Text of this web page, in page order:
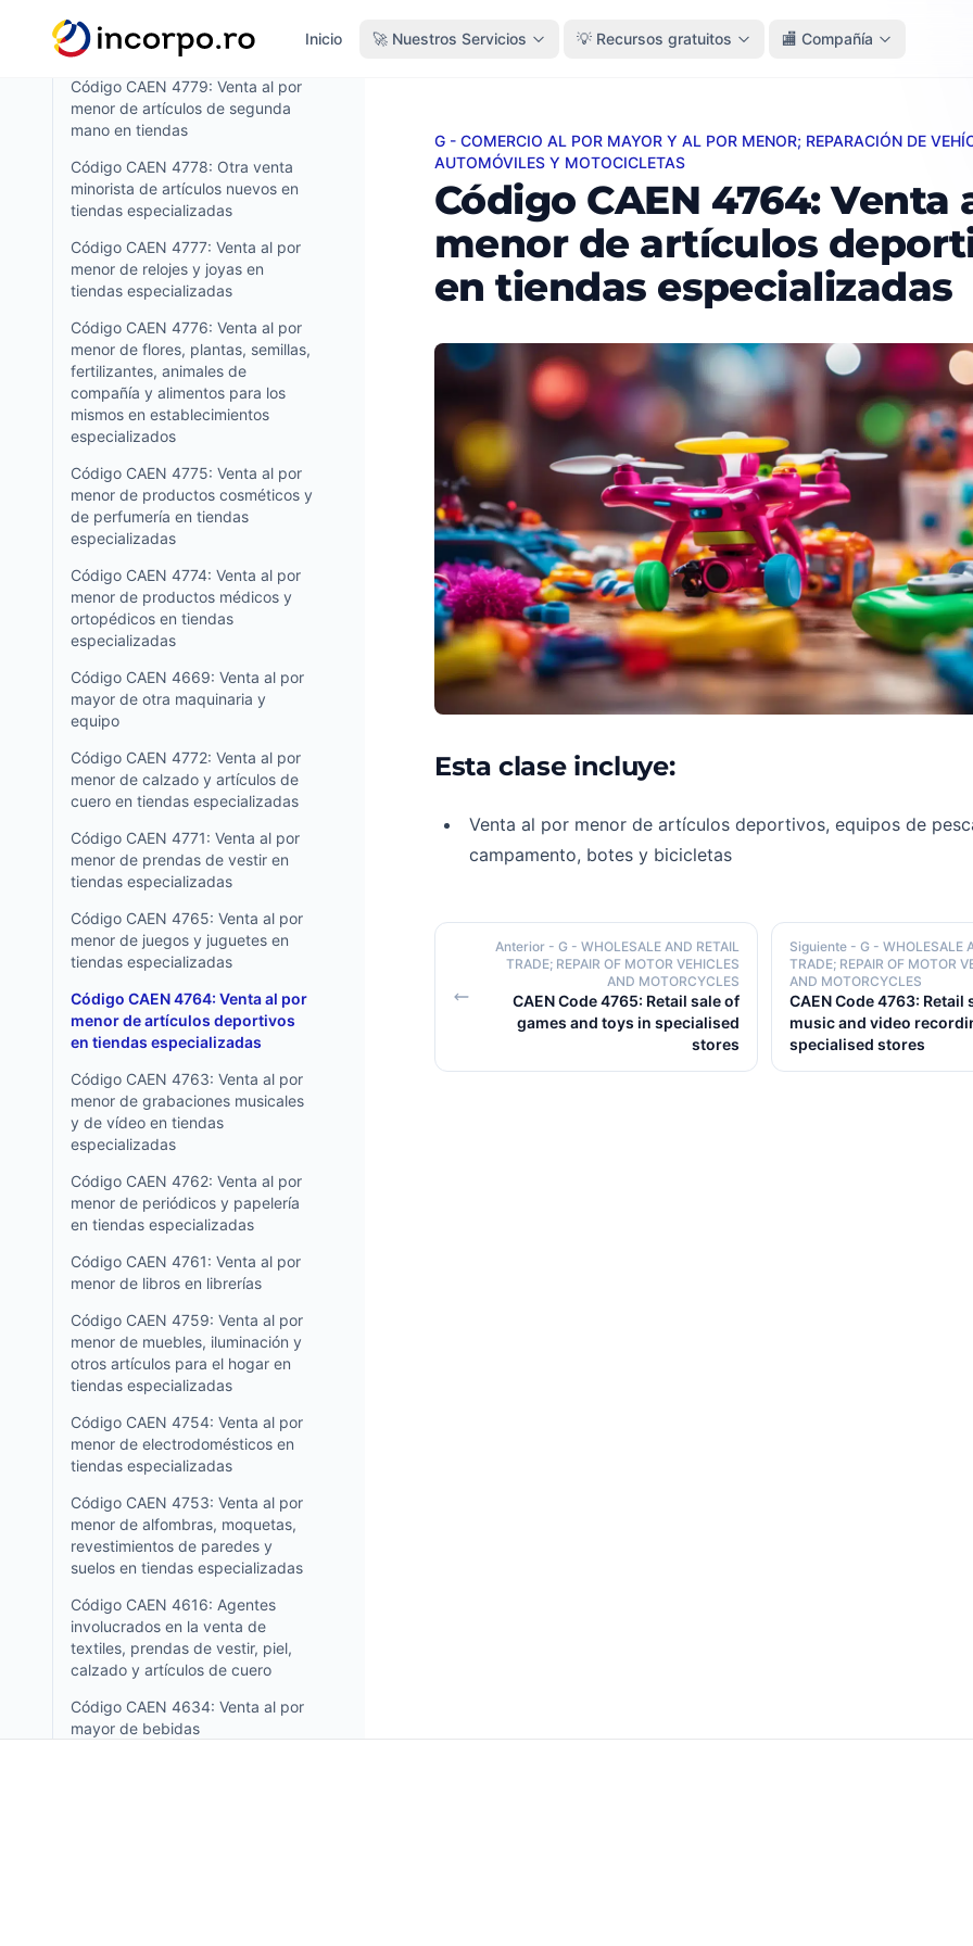
principal
Inicio 🚀 Nuestros Servicios 💡 Recursos gratuitos 🏬 Compañía
otros de alimentos, bebidas y
tabaco
Código CAEN 4779: Venta al por
menor de artículos de segunda
mano en tiendas
Código CAEN 4778: Otra venta
minorista de artículos nuevos en
tiendas especializadas
Código CAEN 4777: Venta al por
menor de relojes y joyas en
tiendas especializadas
Código CAEN 4776: Venta al por
menor de flores, plantas, semillas,
fertilizantes, animales de
compañía y alimentos para los
mismos en establecimientos
especializados
Código CAEN 4775: Venta al por
menor de productos cosméticos y
de perfumería en tiendas
especializadas
Código CAEN 4774: Venta al por
menor de productos médicos y
ortopédicos en tiendas
especializadas
Código CAEN 4669: Venta al por
mayor de otra maquinaria y
equipo
Código CAEN 4772: Venta al por
menor de calzado y artículos de
cuero en tiendas especializadas
Código CAEN 4771: Venta al por
menor de prendas de vestir en
tiendas especializadas
Código CAEN 4765: Venta al por
menor de juegos y juguetes en
tiendas especializadas
Código CAEN 4764: Venta al por
menor de artículos deportivos
en tiendas especializadas
Código CAEN 4763: Venta al por
menor de grabaciones musicales
y de vídeo en tiendas
especializadas
Código CAEN 4762: Venta al por
menor de periódicos y papelería
en tiendas especializadas
Código CAEN 4761: Venta al por
menor de libros en librerías
Código CAEN 4759: Venta al por
menor de muebles, iluminación y
otros artículos para el hogar en
tiendas especializadas
Código CAEN 4754: Venta al por
menor de electrodomésticos en
tiendas especializadas
Código CAEN 4753: Venta al por
menor de alfombras, moquetas,
revestimientos de paredes y
suelos en tiendas especializadas
Código CAEN 4616: Agentes
involucrados en la venta de
textiles, prendas de vestir, piel,
calzado y artículos de cuero
Código CAEN 4634: Venta al por
mayor de bebidas
Código CAEN 4764: Venta al por menor de artículos deportivos
G - COMERCIO AL POR MAYOR Y AL POR MENOR; REPARACIÓN DE
AUTOMÓVILES Y MOTOCICLETAS
Código CAEN 4764: Venta
menor de artículos
en tiendas especializadas
Esta clase incluye:
Venta al por menor de artículos deportivos, equipos de
campamento, botes y bicicletas
Anterior - G - WHOLESALE AND RETAIL
TRADE; REPAIR OF MOTOR VEHICLES
AND MOTORCYCLES
CAEN Code 4765: Retail sale of
games and toys in specialised
stores
Siguiente - G - WHOLESALE
TRADE; REPAIR OF MOTOR
AND MOTORCYCLES
CAEN Code 4763: Retail
music and video
specialised stores